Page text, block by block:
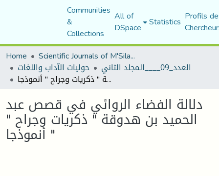
Communities
&
Collections
All of
DSpace Statistics Profils
Home
Scientific Journals of M'Sila University
حوليات الآداب واللغات العدد_09____المجلد الثاني
دلالة الفضاء الروائي في قصص عبد الحميد بن هدوقة " ذكريات وجراح " أنموذجا "
دلالة الفضاء الروائي في قصص عبد
الحميد بن هدوقة " ذكريات وجراح "
أنموذجا "